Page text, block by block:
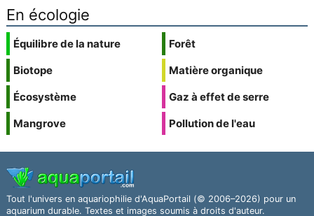
En écologie
Équilibre de la nature
Biotope
Écosystème
Mangrove
Forêt
Matière organique
Gaz à effet de serre
Pollution de l'eau
Tout l'univers en aquariophilie d'AquaPortail (© 2006–2026) pour un
aquarium durable. Textes et images soumis à droits d'auteur.